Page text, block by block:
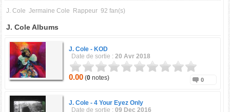
J. Cole Jermaine Cole Rappeur 92 fan(s)
J. Cole Albums
J. Cole - KOD
Date de sortie :20 Avr 2018
0.00 (0 notes) 0
J. Cole -4 Your Eyez Only
Date de sortie :09 Dec 2016